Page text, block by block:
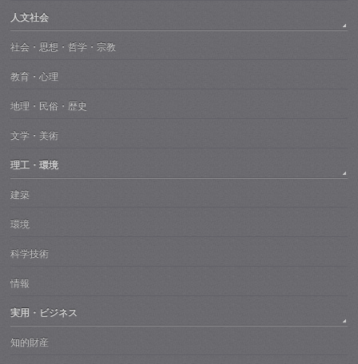
人文社会
社会・思想・哲学・宗教
教育・心理
地理・民俗・歴史
文学・美術
理工・環境
建築
環境
科学技術
情報
実用・ビジネス
知的財産